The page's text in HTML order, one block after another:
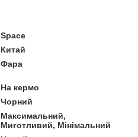
Space
Китай
Фара
На кермо
Чорний
Максимальний,
Миготливий, Мінімальний